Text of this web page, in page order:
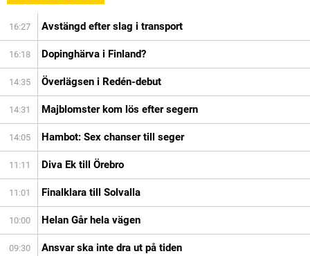
16:27 Avstängd efter slag i transport
16:18 Dopinghärva i Finland?
14:35 Överlägsen i Redén-debut
14:31 Majblomster kom lös efter segern
14:05 Hambot: Sex chanser till seger
11:11 Diva Ek till Örebro
11:01 Finalklara till Solvalla
10:00 Helan Går hela vägen
09:30 Ansvar ska inte dra ut på tiden